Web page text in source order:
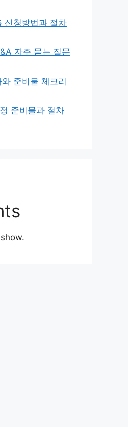
신청방법과 절차
자주 묻는 질문
준비물 체크리
준비물과 절차